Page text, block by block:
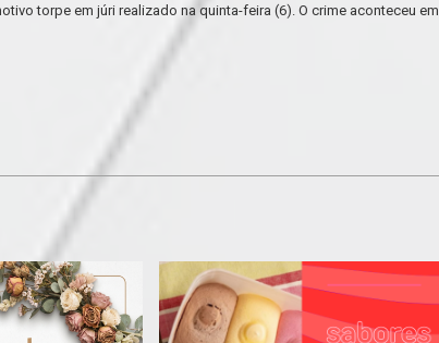
torpe em júri realizado na quinta-feira (6). O crime aconteceu em